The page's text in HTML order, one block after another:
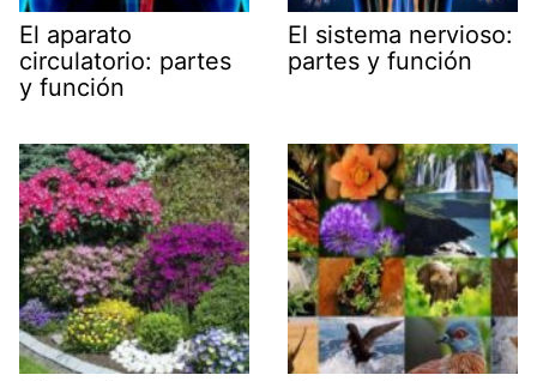
El aparato
circulatorio: partes
y función
El sistema nervioso:
partes y función